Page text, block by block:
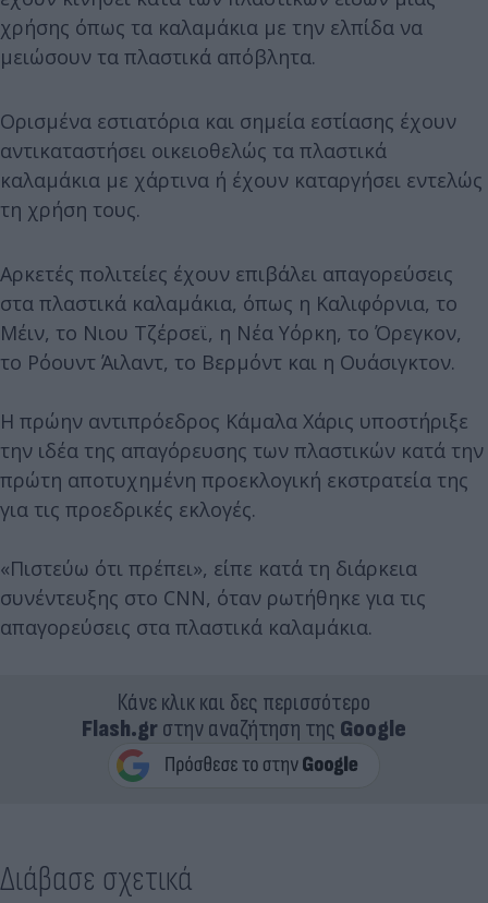
χρήσης όπως τα καλαμάκια με την ελπίδα να
μειώσουν τα πλαστικά απόβλητα.
Ορισμένα εστιατόρια και σημεία εστίασης έχουν
αντικαταστήσει οικειοθελώς τα πλαστικά
καλαμάκια με χάρτινα ή έχουν καταργήσει εντελώς
τη χρήση τους.
Αρκετές πολιτείες έχουν επιβάλει απαγορεύσεις
στα πλαστικά καλαμάκια, όπως η Καλιφόρνια, το
Μέιν, το Νιου Τζέρσεϊ, η Νέα Υόρκη, το Όρεγκον,
το Ρόουντ Άιλαντ, το Βερμόντ και η Ουάσιγκτον.
Η πρώην αντιπρόεδρος Κάμαλα Χάρις υποστήριξε
την ιδέα της απαγόρευσης των πλαστικών κατά την
πρώτη αποτυχημένη προεκλογική εκστρατεία της
για τις προεδρικές εκλογές.
«Πιστεύω ότι πρέπει», είπε κατά τη διάρκεια
συνέντευξης στο CNN, όταν ρωτήθηκε για τις
απαγορεύσεις στα πλαστικά καλαμάκια.
Κάνε κλικ και δες περισσότερο
Flash.grστην αναζήτηση της Google
Διάβασε σχετικά